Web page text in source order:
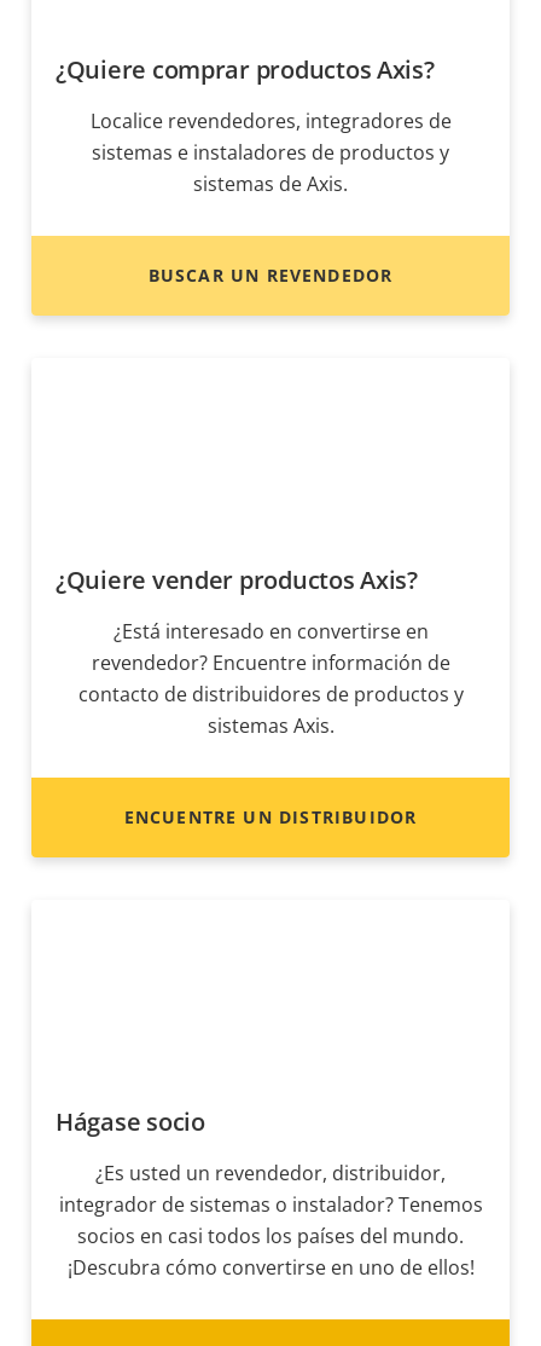
¿Quiere comprar productos Axis?
Localice revendedores, integradores de
sistemas e instaladores de productos y
sistemas de Axis.
BUSCAR UN REVENDEDOR
¿Quiere vender productos Axis?
¿Está interesado en convertirse en
revendedor? Encuentre información de
contacto de distribuidores de productos y
sistemas Axis.
ENCUENTRE UN DISTRIBUIDOR
Hágase socio
¿Es usted un revendedor, distribuidor,
integrador de sistemas o instalador? Tenemos
socios en casi todos los países del mundo.
¡Descubra cómo convertirse en uno de ellos!